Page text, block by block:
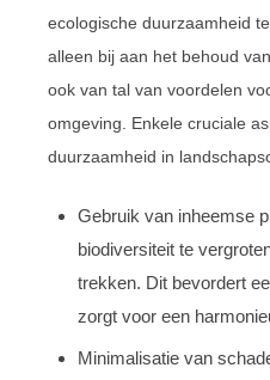
ecologische duurzaamheid
alleen bij aan het behoud
ook van tal van voordelen
omgeving. Enkele cruciale
duurzaamheid in
Gebruik van inheemse
biodiversiteit te
trekken. Dit bevordert
zorgt voor een
Minimalisatie van